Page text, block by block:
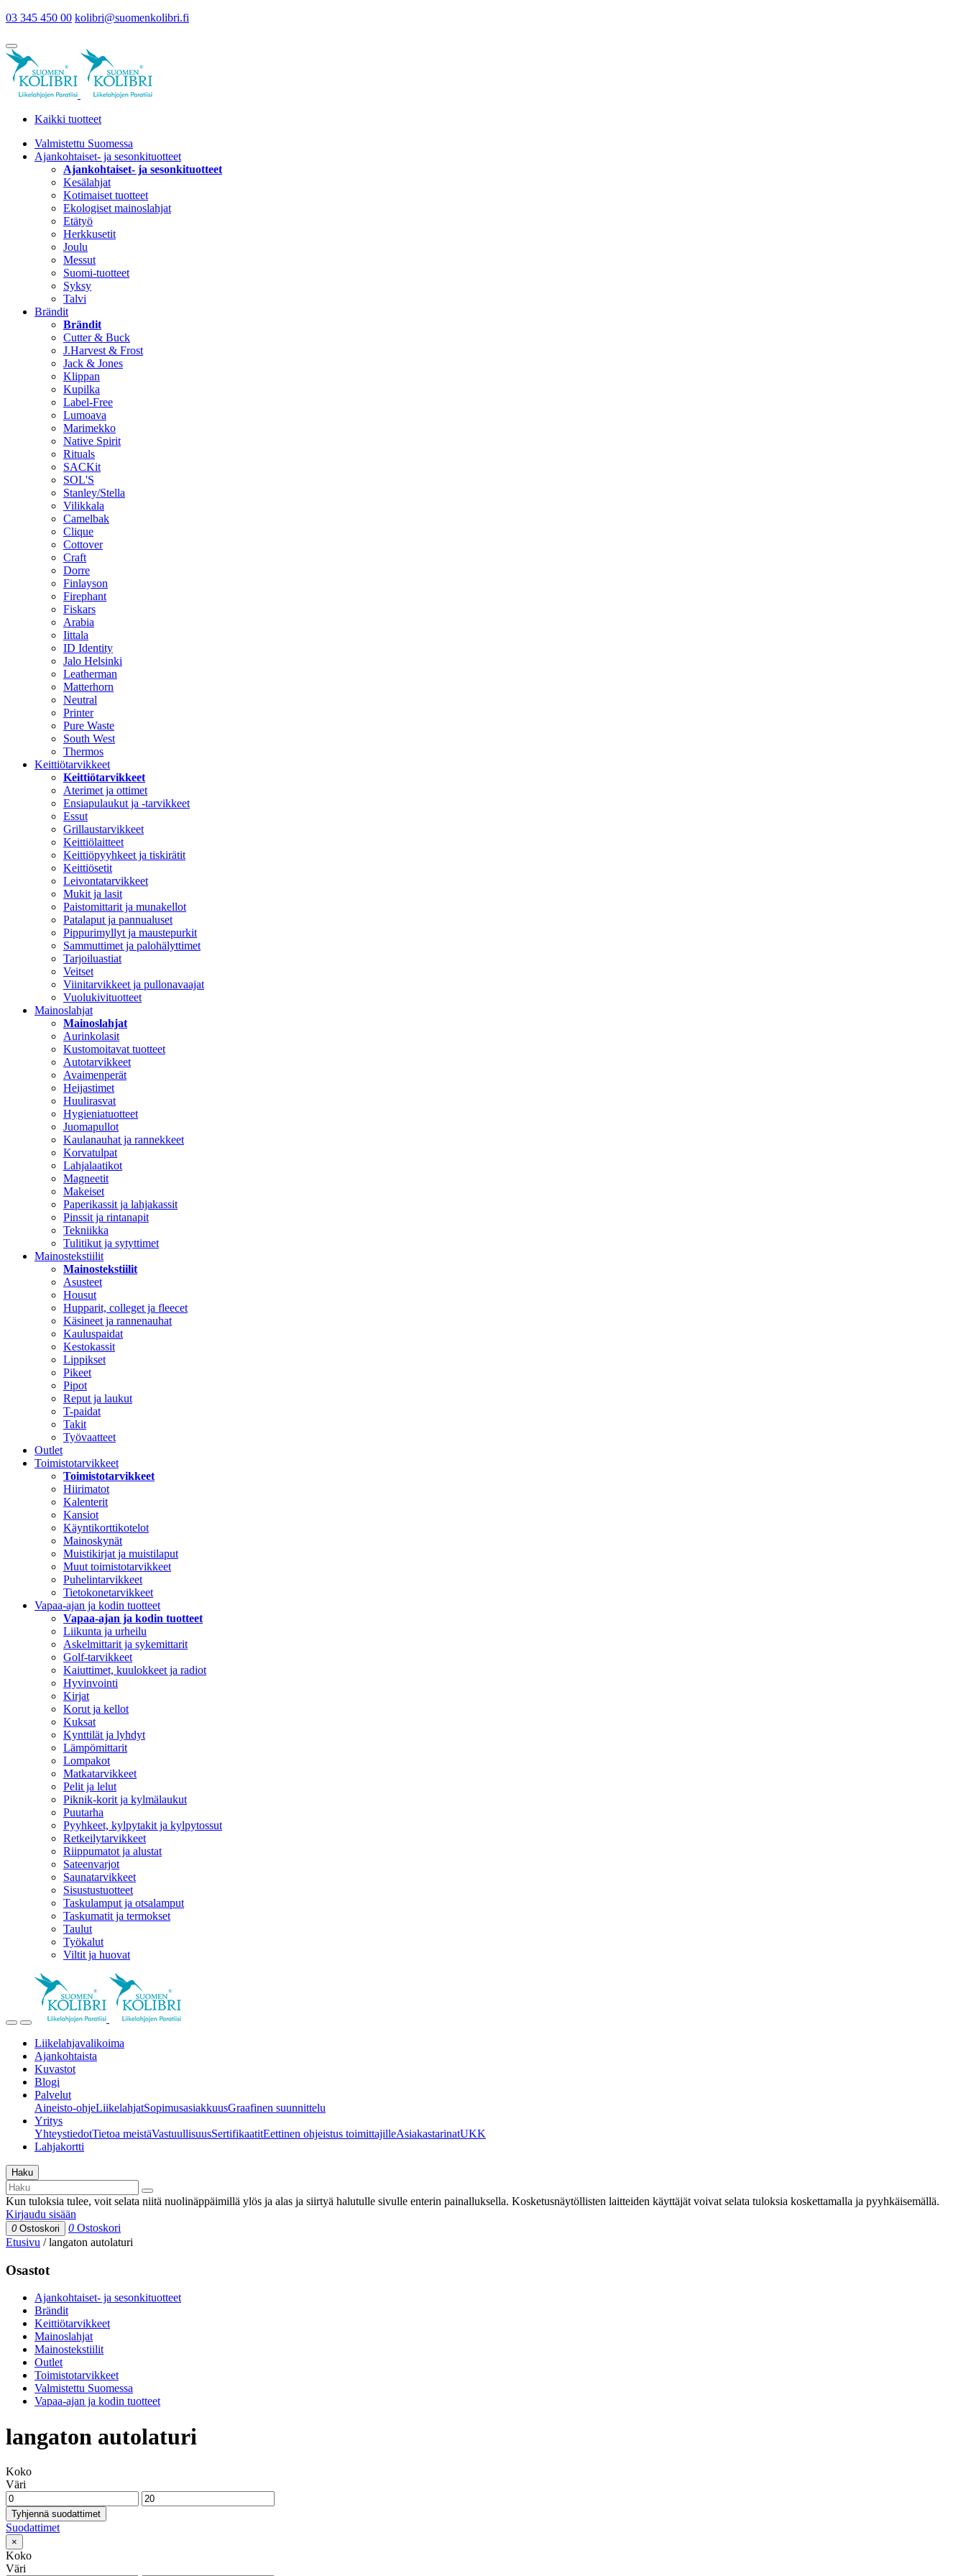
03 345 450 00 kolibri@suomenkolibri.fi
Kaikki tuotteet
Valmistettu Suomessa
Ajankohtaiset- ja sesonkituotteet
Ajankohtaiset- ja sesonkituotteet
Kesälahjat
Kotimaiset tuotteet
Ekologiset mainoslahjat
Etätyö
Herkkusetit
Joulu
Messut
Suomi-tuotteet
Syksy
Talvi
Brändit
Brändit
Cutter & Buck
J.Harvest & Frost
Jack & Jones
Klippan
Kupilka
Label-Free
Lumoava
Marimekko
Native Spirit
Rituals
SACKit
SOL'S
Stanley/Stella
Vilikkala
Camelbak
Clique
Cottover
Craft
Dorre
Finlayson
Firephant
Fiskars
Arabia
Iittala
ID Identity
Jalo Helsinki
Leatherman
Matterhorn
Neutral
Printer
Pure Waste
South West
Thermos
Keittiötarvikkeet
Keittiötarvikkeet
Aterimet ja ottimet
Ensiapulaukut ja -tarvikkeet
Essut
Grillaustarvikkeet
Keittiölaitteet
Keittiöpyyhkeet ja tiskirätit
Keittiösetit
Leivontatarvikkeet
Mukit ja lasit
Paistomittarit ja munakellot
Patalaput ja pannualuset
Pippurimyllyt ja maustepurkit
Sammuttimet ja palohälyttimet
Tarjoiluastiat
Veitset
Viinitarvikkeet ja pullonavaajat
Vuolukivituotteet
Mainoslahjat
Mainoslahjat
Aurinkolasit
Kustomoitavat tuotteet
Autotarvikkeet
Avaimenperät
Heijastimet
Huulirasvat
Hygieniatuotteet
Juomapullot
Kaulanauhat ja rannekkeet
Korvatulpat
Lahjalaatikot
Magneetit
Makeiset
Paperikassit ja lahjakassit
Pinssit ja rintanapit
Tekniikka
Tulitikut ja sytyttimet
Mainostekstiilit
Mainostekstiilit
Asusteet
Housut
Hupparit, colleget ja fleecet
Käsineet ja rannenauhat
Kauluspaidat
Kestokassit
Lippikset
Pikeet
Pipot
Reput ja laukut
T-paidat
Takit
Työvaatteet
Outlet
Toimistotarvikkeet
Toimistotarvikkeet
Hiirimatot
Kalenterit
Kansiot
Käyntikorttikotelot
Mainoskynät
Muistikirjat ja muistilaput
Muut toimistotarvikkeet
Puhelintarvikkeet
Tietokonetarvikkeet
Vapaa-ajan ja kodin tuotteet
Vapaa-ajan ja kodin tuotteet
Liikunta ja urheilu
Askelmittarit ja sykemittarit
Golf-tarvikkeet
Kaiuttimet, kuulokkeet ja radiot
Hyvinvointi
Kirjat
Korut ja kellot
Kuksat
Kynttilät ja lyhdyt
Lämpömittarit
Lompakot
Matkatarvikkeet
Pelit ja lelut
Piknik-korit ja kylmälaukut
Puutarha
Pyyhkeet, kylpytakit ja kylpytossut
Retkeilytarvikkeet
Riippumatot ja alustat
Sateenvarjot
Saunatarvikkeet
Sisustustuotteet
Taskulamput ja otsalamput
Taskumatit ja termokset
Taulut
Työkalut
Viltit ja huovat
Liikelahjavalikoima
Ajankohtaista
Kuvastot
Blogi
Palvelut
Aineisto-ohjeLiikelahjatSopimusasiakkuusGraafinen suunnittelu
Yritys
YhteystiedotTietoa meistäVastuullisuusSertifikaatitEettinen ohjeistus toimittajilleAsiakastarinatUKK
Lahjakortti
Haku
Kun tuloksia tulee, voit selata niitä nuolinäppäimillä ylös ja alas ja siirtyä halutulle sivulle enterin painalluksella. Kosketusnäytöllisten laitteiden käyttäjät voivat selata tuloksia koskettamalla ja pyyhkäisemällä.
Kirjaudu sisään
0 Ostoskori 0 Ostoskori
Etusivu /langaton autolaturi
Osastot
Ajankohtaiset- ja sesonkituotteet
Brändit
Keittiötarvikkeet
Mainoslahjat
Mainostekstiilit
Outlet
Toimistotarvikkeet
Valmistettu Suomessa
Vapaa-ajan ja kodin tuotteet
langaton autolaturi
Koko
Väri
Tyhjennä suodattimet
Suodattimet
×
Koko
Väri